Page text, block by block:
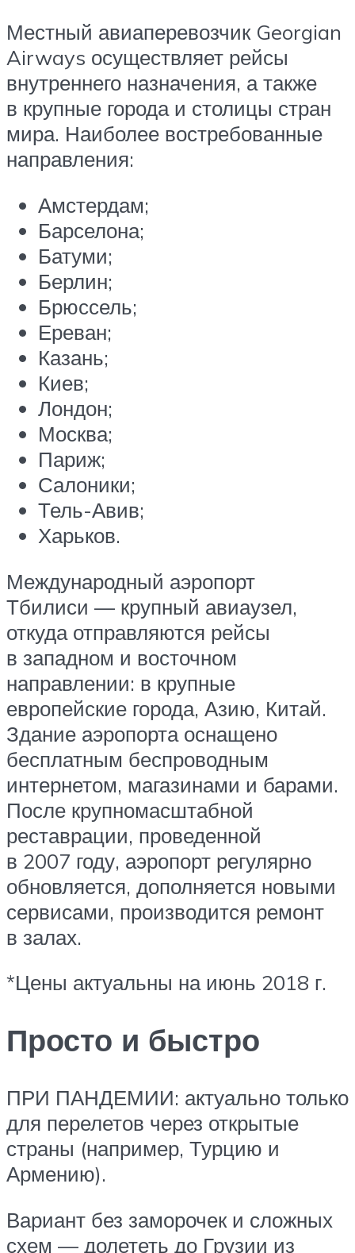
Местный авиаперевозчик Georgian
Airways осуществляет рейсы
внутреннего назначения, а также
в крупные города и столицы стран
мира. Наиболее востребованные
направления:
Амстердам;
Барселона;
Батуми;
Берлин;
Брюссель;
Ереван;
Казань;
Киев;
Лондон;
Москва;
Париж;
Салоники;
Тель-Авив;
Харьков.
Международный аэропорт
Тбилиси — крупный авиаузел,
откуда отправляются рейсы
в западном и восточном
направлении: в крупные
европейские города, Азию, Китай.
Здание аэропорта оснащено
бесплатным беспроводным
интернетом, магазинами и барами.
После крупномасштабной
реставрации, проведенной
в 2007 году, аэропорт регулярно
обновляется, дополняется новыми
сервисами, производится ремонт
в залах.
*Цены актуальны на июнь 2018 г.
Просто и быстро
ПРИ ПАНДЕМИИ: актуально только
для перелетов через открытые
страны (например, Турцию и
Армению).
Вариант без заморочек и сложных
схем — долететь до Грузии из